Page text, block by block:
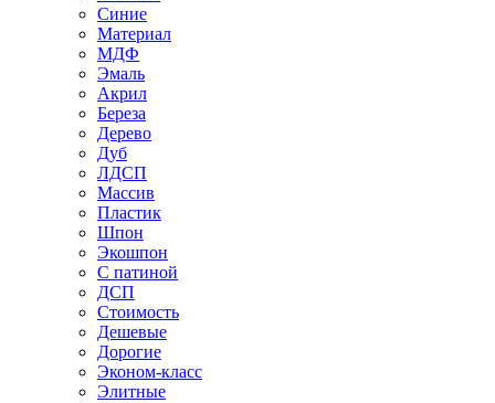
Синие
Материал
МДФ
Эмаль
Акрил
Береза
Дерево
Дуб
ЛДСП
Массив
Пластик
Шпон
Экошпон
С патиной
ДСП
Стоимость
Дешевые
Дорогие
Эконом-класс
Элитные